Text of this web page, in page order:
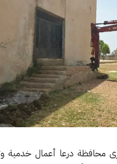
أعمال خدمية وتنموية تلبي